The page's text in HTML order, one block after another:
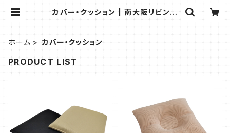
カバー・クッション | 南大阪リビング
ホーム カバー・クッション
PRODUCT LIST